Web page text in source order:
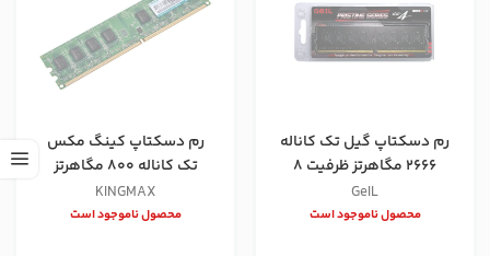
رم دسکتاپ گیل تک کاناله
2666 مگاهرتز ظرفیت 8
گیگابایت
GeIL
محصول ناموجود است
رم دسکتاپ کینگ مکس
تک کاناله 800 مگاهرتز
ظرفیت 2 گیگابایتKINGMAX
محصول ناموجود است